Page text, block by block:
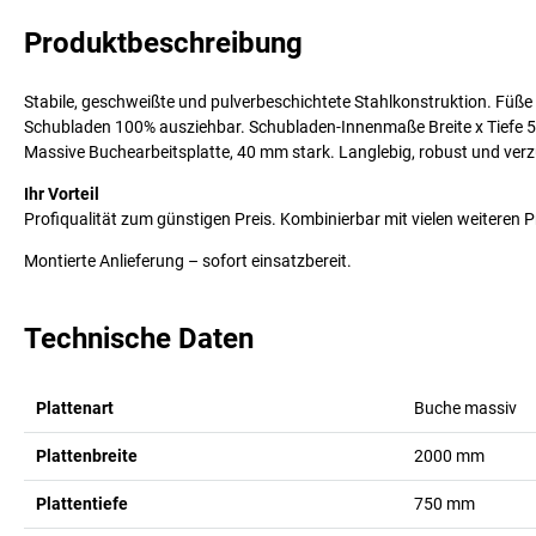
Produktbeschreibung
Stabile, geschweißte und pulverbeschichtete Stahlkonstruktion.
Schubladen 100% ausziehbar. Schubladen-Innenmaße Breite x
Massive Buchearbeitsplatte, 40 mm stark. Langlebig, robust und
Ihr Vorteil
Profiqualität zum günstigen Preis. Kombinierbar mit vielen weiteren
Montierte Anlieferung – sofort einsatzbereit.
Technische Daten
Plattenart Buche massiv
Plattenbreite 2000 mm
Plattentiefe 750 mm